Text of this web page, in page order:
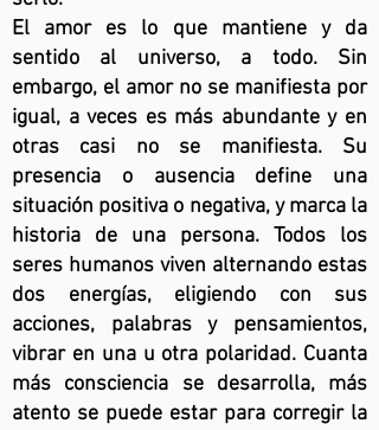
El amor es lo que mantiene y da
sentido al universo, a todo. Sin
embargo, el amor no se manifiesta por
igual, a veces es más abundante y en
otras casi no se manifiesta. Su
presencia o ausencia define una
situación positiva o negativa, y marca la
historia de una persona. Todos los
seres humanos viven alternando estas
dos energías, eligiendo con sus
acciones, palabras y pensamientos,
vibrar en una u otra polaridad. Cuanta
más consciencia se desarrolla, más
atento se puede estar para corregir la